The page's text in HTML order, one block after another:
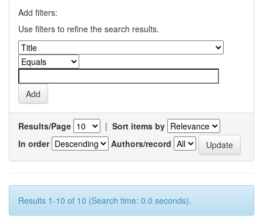
Add filters:
Use filters to refine the search results.
Results/Page | Sort items by
In order
Authors/record
Results 1-10 of 10 (Search time: 0.0 seconds).